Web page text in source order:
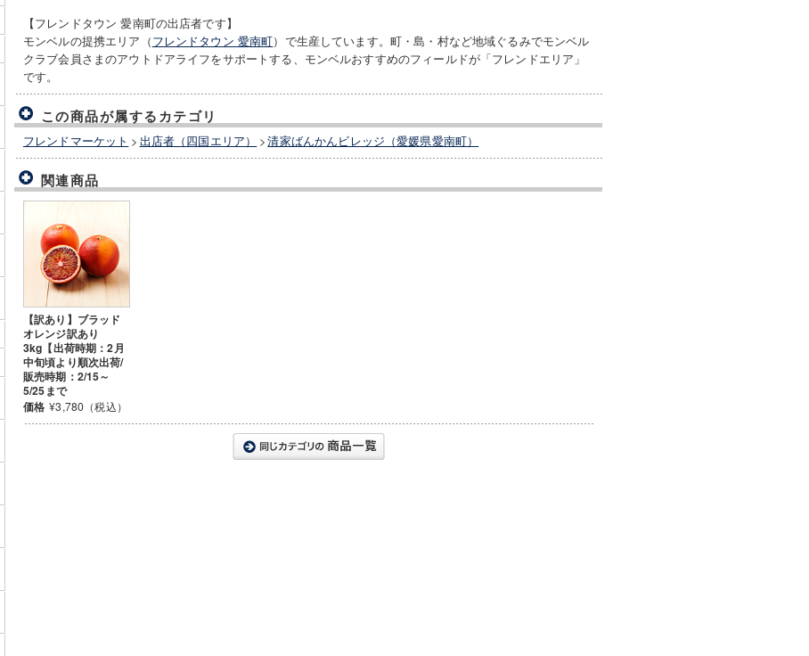
【フレンドタウン 愛南町の出店者です】
モンベルの提携エリア（フレンドタウン 愛南町）で生産しています。町・島・村など地域ぐるみでモンベル
クラブ会員さまのアウトドアライフをサポートする、モンベルおすすめのフィールドが「フレンドエリア」
です。
この商品が属するカテゴリ
フレンドマーケット > 出店者（四国エリア） >清家ばんかんビレッジ（愛媛県愛南町）
関連商品
【訳あり】ブラッド
オレンジ訳あり
3kg【出荷時期：2月
中旬頃より順次出荷/
販売時期：2/15～
5/25まで
価格 ¥3,780（税込）